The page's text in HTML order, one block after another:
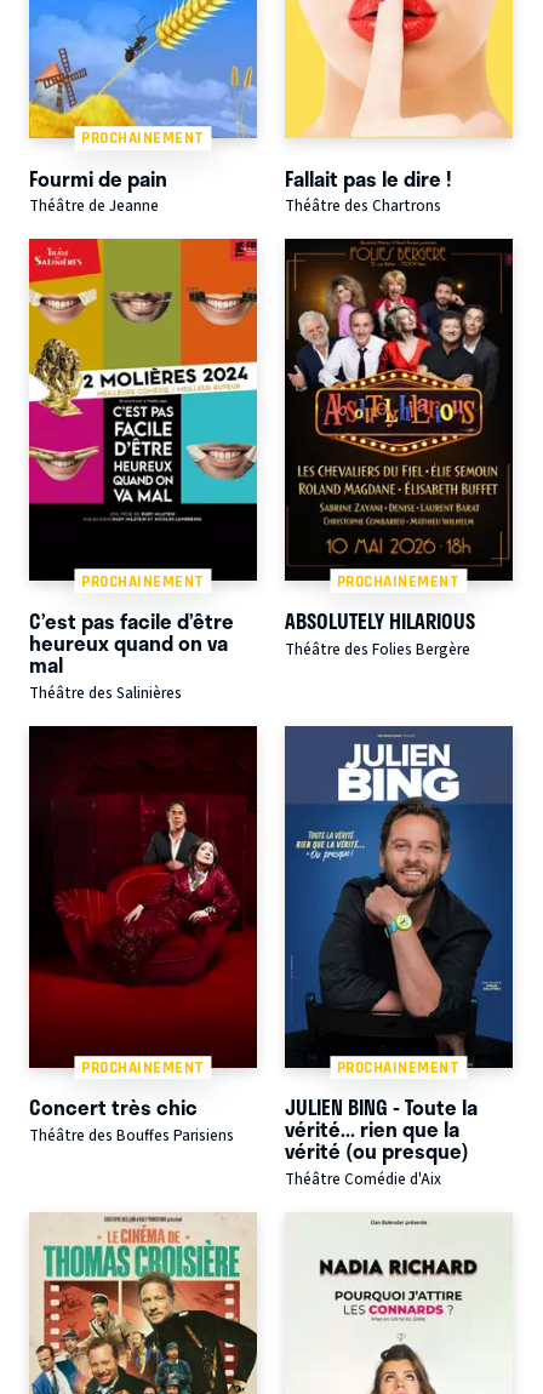
PROCHAINEMENT
Fourmi de pain
Théâtre de Jeanne
Fallait pas le dire !
Théâtre des Chartrons
PROCHAINEMENT
C’est pas facile d’être
heureux quand on va
mal
Théâtre des Salinières
PROCHAINEMENT
ABSOLUTELY HILARIOUS
Théâtre des Folies Bergère
PROCHAINEMENT
Concert très chic
Théâtre des Bouffes Parisiens
PROCHAINEMENT
JULIEN BING - Toute la
vérité... rien que la
vérité (ou presque)
Théâtre Comédie d'Aix